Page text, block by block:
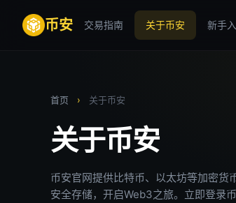
币安 交易指南 关于币安 新手
首页 › 关于币安
关于币安
币安官网提供比特币、以太坊等加密货
安全存储，开启Web3之旅。立即登录币